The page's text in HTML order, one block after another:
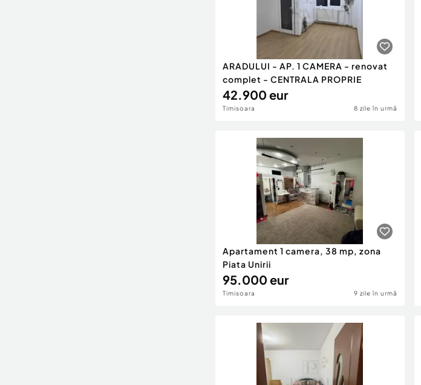
ARADULUI - AP. 1 CAMERA - renovat
complet - CENTRALA PROPRIE
42.900 eur
Timisoara 8 zile în urmă
Apartament 1 camera, 38 mp, zona
Piata Unirii
95.000 eur
Timisoara 9 zile în urmă